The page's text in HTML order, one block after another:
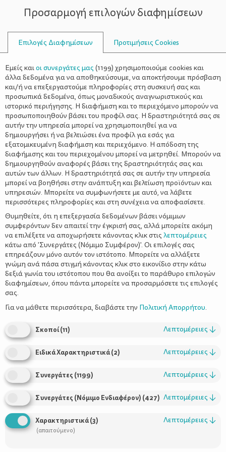
ΣΥΜΒΟΥΛΟΙ
ΑΠΑΙΣΙΌΔΟΞΟΙ
Η αισιοδοξία είναι απόφαση
Χρήσιμοι Σύνδεσμοι
Τι είναι το ΔΕΛΤΑ moms
Προσαρμογή επιλογών διαφημίσεων
Επιλογές Διαφημίσεων Προτιμήσεις Cookies
Εμείς καιοι συνεργάτες μας (1199) χρησιμοποιούμε cookies και
άλλα δεδομένα για να αποθηκεύσουμε, να αποκτήσουμε πρόσβαση
και/ή να επεξεργαστούμε πληροφορίες στη συσκευή σας και
προσωπικά δεδομένα, όπως μοναδικούς αναγνωριστικούς και
ιστορικό περιήγησης. Η διαφήμιση και το περιεχόμενο μπορούν να
προσωποποιηθούν βάσει του προφίλ σας. Η δραστηριότητά σας σε
αυτήν την υπηρεσία μπορεί να χρησιμοποιηθεί για να
δημιουργήσει ή να βελτιώσει ένα προφίλ για εσάς για
εξατομικευμένη διαφήμιση και περιεχόμενο. Η απόδοση της
διαφήμισης και του περιεχομένου μπορεί να μετρηθεί. Μπορούν να
δημιουργηθούν αναφορές βάσει της δραστηριότητάς σας και
αυτών των άλλων. Η δραστηριότητά σας σε αυτήν την υπηρεσία
μπορεί να βοηθήσει στην ανάπτυξη και βελτίωση προϊόντων και
υπηρεσιών. Μπορείτε να συμφωνήσετε με αυτό, να λάβετε
περισσότερες πληροφορίες και στη συνέχεια να αποφασίσετε.
Θυμηθείτε, ότι η επεξεργασία δεδομένων βάσει νόμιμων
συμφερόντων δεν απαιτεί την έγκρισή σας, αλλά μπορείτε ακόμη
να επιλέξετε να αποχωρήσετε κάνοντας κλικ στις λεπτομέρειες
κάτω από 'Συνεργάτες (Νόμιμο Συμφέρον)'. Οι επιλογές σας
επηρεάζουν μόνο αυτόν τον ιστότοπο. Μπορείτε να αλλάξετε
γνώμη ανά πάσα στιγμή κάνοντας κλικ στο εικονίδιο στην κάτω
δεξιά γωνία του ιστότοπου που θα ανοίξει το παράθυρο επιλογών
διαφημίσεων, όπου πάντα μπορείτε να προσαρμόσετε τις επιλογές
σας.
Για να μάθετε περισσότερα, διαβάστε την Πολιτική Απορρήτου.
Σκοποί(11) Λεπτομέρειες ↓
Ειδικά Χαρακτηριστικά(2) Λεπτομέρειες ↓
Συνεργάτες (1199) Λεπτομέρειες ↓
Συνεργάτες (Νόμιμο Ενδιαφέρον) (427) Λεπτομέρειες ↓
Χαρακτηριστικά(3)
(απαιτούμενο)
Λεπτομέρειες ↓